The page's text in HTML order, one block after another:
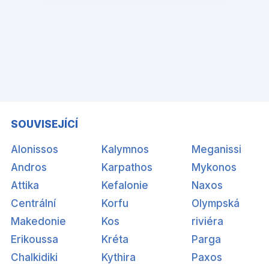
SOUVISEJÍCÍ
Alonissos
Andros
Attika
Centrální
Makedonie
Erikoussa
Chalkidiki
Kalymnos
Karpathos
Kefalonie
Korfu
Kos
Kréta
Kythira
Meganissi
Mykonos
Naxos
Olympská
riviéra
Parga
Paxos